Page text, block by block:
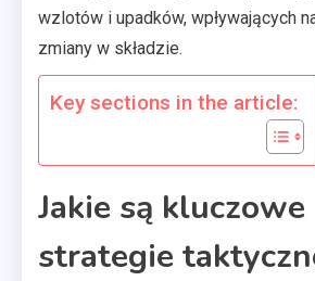
wzlotów i upadków, wpływających
zmiany w składzie.
Key sections in the article:
Jakie są kluczowe
strategie